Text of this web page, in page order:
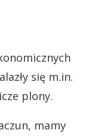
się m.in.
plony.
mamy